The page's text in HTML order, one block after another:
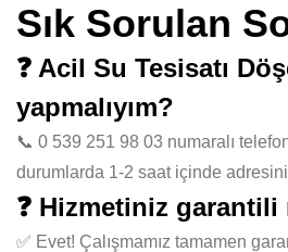
Sık Sorulan
❓ Acil Su Tesisatı
yapmalıyım?
📞 0 539 251 98 03 numaralı
durumlarda 1-2 saat içinde
❓ Hizmetiniz garantili
✅ Evet! Çalışmamız tamamen